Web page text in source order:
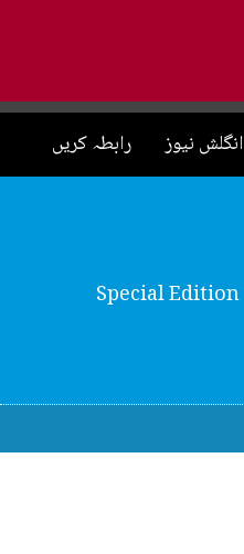
رابطہ کریں انگلش نیوز
Special Edition